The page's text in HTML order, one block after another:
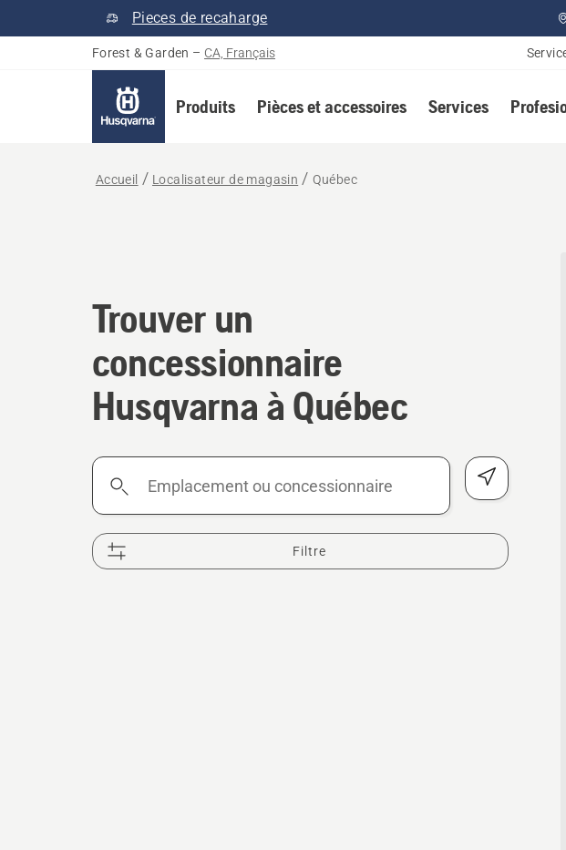
Pieces de recaharge
Forest & Garden – CA, Français
Produits Pièces et accessoires Services
Accueil Localisateur de magasin Québec
Trouver un concessionnaire
Trouver un
concessionnaire
Husqvarna à Québec
Emplacement
Filtre